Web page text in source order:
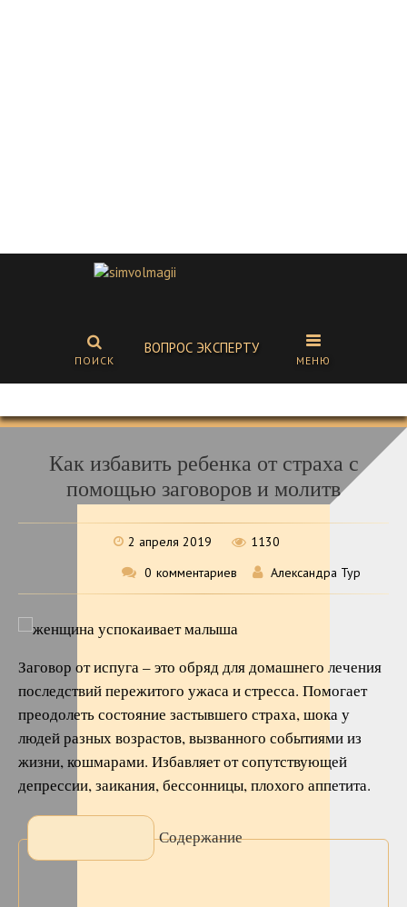
МЕНЮ
ВОПРОС ЭКСПЕРТУ
ПОИСК
Как избавить ребенка от страха с
помощью заговоров и молитв
2 апреля 2019
1130
0 комментариев Александра Тур
Заговор от испуга – это обряд для домашнего лечения
последствий пережитого ужаса и стресса. Помогает
преодолеть состояние застывшего страха, шока у
людей разных возрастов, вызванного событиями из
жизни, кошмарами. Избавляет от сопутствующей
депрессии, заикания, бессонницы, плохого аппетита.
Содержание